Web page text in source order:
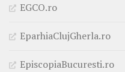
EGCO.ro
EparhiaClujGherla.ro
EpiscopiaBucuresti.ro